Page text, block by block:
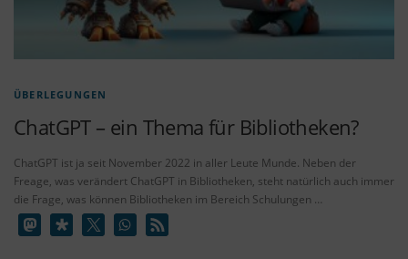
ÜBERLEGUNGEN
ChatGPT – ein Thema für Bibliotheken?
ChatGPT ist ja seit November 2022 in aller Leute Munde. Neben der
Freage, was verändert ChatGPT in Bibliotheken, steht natürlich auch immer
die Frage, was können Bibliotheken im Bereich Schulungen …